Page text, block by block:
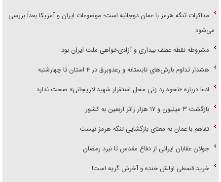
مذاکرات تنگه هرمز با عمان دوجانبه است؛ موضوعات ایران و آمریکا بعداً بررسی
می‌شود
مشروطه نقطه عطف بیداری و آزادی‌خواهی ملت ایران بود
هشدار تداوم بارش‌های تابستانه و رعدوبرق در ۴ استان تا چهارشنبه
ادعا درباره «نحوه رد زنی محل استقرار شهید لاریجانی» صحت ندارد
بازگشت ۳ میلیون و ۱۷ هزار زائر اربعین به کشور
تفاهم با عمان به معنای بازگشایی تنگه هرمز نیست
جولان عقابان ایرانی از دفاع مقدس تا نبرد رمضان
خرید قسطی اولش خنده و آخرش گریه است!